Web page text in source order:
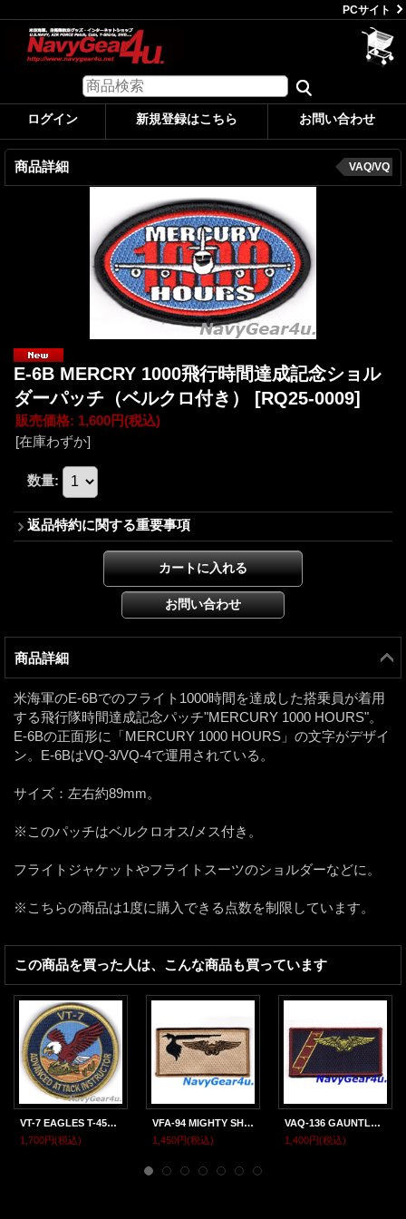
PCサイト
ログイン 新規登録はこちら お問い合わせ
商品詳細 VAQ/VQ
E-6B MERCRY 1000飛行時間達成記念ショル
ダーパッチ（ベルクロ付き） [RQ25-0009]
販売価格: 1,600円(税込)
[在庫わずか]
数量:
返品特約に関する重要事項
商品詳細
米海軍のE-6Bでのフライト1000時間を達成した搭乗員が着用
する飛行隊時間達成記念パッチ"MERCURY 1000 HOURS"。
E-6Bの正面形に「MERCURY 1000 HOURS」の文字がデザイ
ン。E-6BはVQ-3/VQ-4で運用されている。
サイズ：左右約89mm。
※このパッチはベルクロオス/メス付き。
フライトジャケットやフライトスーツのショルダーなどに。
※こちらの商品は1度に購入できる点数を制限しています。
この商品を買った人は、こんな商品も買っています
VT-7 EAGLES T-45C ADVANCED ATTACKインストラクター・ショルダーパッチ（ベルクロ付き）
1,700円(税込)
VFA-94 MIGHTY SHRIKES WSOネームタグ（デザートVer.）
1,450円(税込)
VAQ-136 GAUNTLETS EWOネームタグ
1,400円(税込)